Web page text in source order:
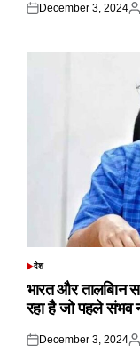
Posted
December 3, 2024
POSTED
देश
भारत और तालबिान
रहा है जो पहले संभव
Posted
December 3, 2024